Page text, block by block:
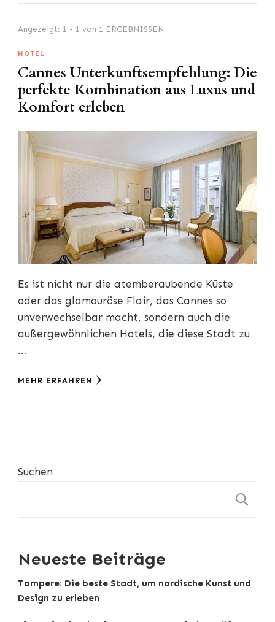
Angezeigt: 1 - 1 von 1 ERGEBNISSEN
HOTEL
Cannes Unterkunftsempfehlung: Die
perfekte Kombination aus Luxus und
Komfort erleben
Es ist nicht nur die atemberaubende Küste
oder das glamouröse Flair, das Cannes so
unverwechselbar macht, sondern auch die
außergewöhnlichen Hotels, die diese Stadt zu
…
MEHR ERFAHREN
Suchen
Neueste Beiträge
Tampere: Die beste Stadt, um nordische Kunst und
Design zu erleben